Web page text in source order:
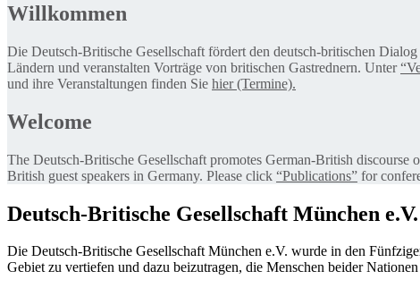
Willkommen
Die Deutsch-Britische Gesellschaft fördert den deutsch-britischen
Ländern und veranstalten Vorträge von britischen Gastrednern. Unter
und ihre Veranstaltungen finden Sie hier (Termine).
Welcome
The Deutsch-Britische Gesellschaft promotes German-British
British guest speakers in Germany. Please click “Publications” for
Deutsch-Britische Gesellschaft München e.V.
Die Deutsch-Britische Gesellschaft München e.V. wurde in den
Gebiet zu vertiefen und dazu beizutragen, die Menschen beider